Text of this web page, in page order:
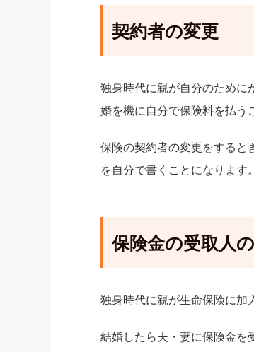
契約者の変更
独身時代に親が自分のために
婚を機に自分で保険料を払う
保険の契約者の変更をすると
を自分で書くことになります。
保険金の受取人
独身時代に親が生命保険に加
結婚したら夫・妻に保険金を